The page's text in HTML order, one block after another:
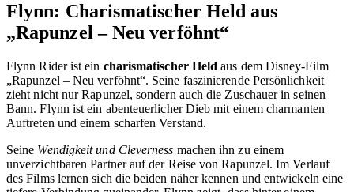
Flynn: Charismatischer Held aus
„Rapunzel – Neu verföhnt“
Flynn Rider ist ein charismatischer Held aus dem Disney-Film
„Rapunzel – Neu verföhnt“. Seine faszinierende Persönlichkeit
zieht nicht nur Rapunzel, sondern auch die Zuschauer in seinen
Bann. Flynn ist ein abenteuerlicher Dieb mit einem charmanten
Auftreten und einem scharfen Verstand.
Seine Wendigkeit und Cleverness machen ihn zu einem
unverzichtbaren Partner auf der Reise von Rapunzel. Im Verlauf
des Films lernen sich die beiden näher kennen und entwickeln eine